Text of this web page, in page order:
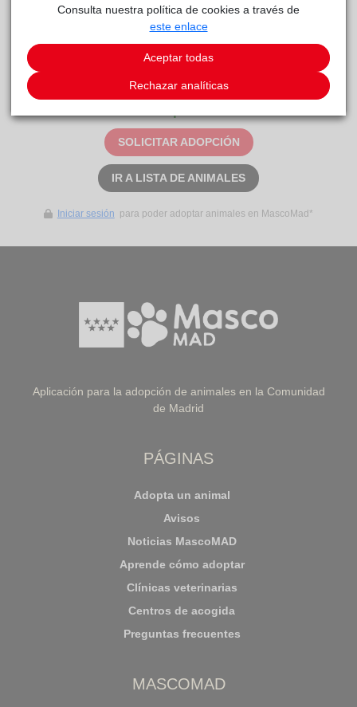
Corto. Sí. Sí.
Este animal aún no ha recibido solicitudes de
SOLICITAR ADOPCIÓN
IR A LISTA DE ANIMALES
Iniciar sesión para poder adoptar animales en MascoMad*
Aplicación para la adopción de animales en la Comunidad
de Madrid
PÁGINAS
Adopta un animal
Avisos
Noticias MascoMAD
Aprende cómo adoptar
Clínicas veterinarias
Centros de acogida
Preguntas frecuentes
MASCOMAD
Consulta nuestra política de cookies a través de
este enlace
Aceptar todas
Rechazar analíticas